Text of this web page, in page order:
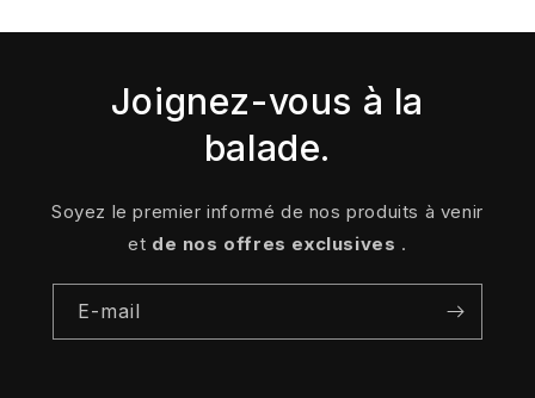
Joignez-vous à la
balade.
Soyez le premier informé de nos produits à venir
et de nos offres exclusives .
E-mail